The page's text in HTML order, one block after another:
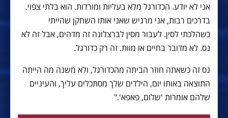
אני לא יודע. הכדורגל מלא בעליות ומורדות. הוא בלתי צפוי.
בדרכים רבות, אני מרגיש שאני אותו השחקן שהייתי
כשהלכתי לסין. לעבור מסין לברצלונה זה מדהים, אבל זה לא
נס. לא מדובר בחיים או מוות. זה רק כדורגל.
נס זה כשאתה חוזר הביתה מהכדורגל, ולא משנה מה הייתה
התוצאה באותו יום, הילדים שלך מסתכלים עליך, והעיניים
שלהם אומרות 'שלום, פאפא'."